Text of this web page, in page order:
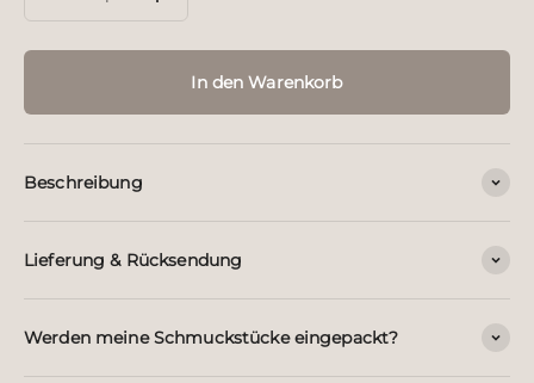
In den Warenkorb
Beschreibung
Lieferung & Rücksendung
Werden meine Schmuckstücke eingepackt?